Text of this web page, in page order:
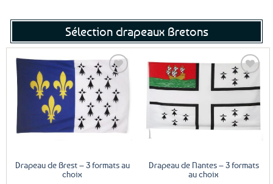
Sélection drapeaux Bretons
Ajouter
aux
favoris
Drapeau de Brest – 3 formats au
choix
Ajouter
aux
favoris
Drapeau de Nantes – 3 formats
au choix